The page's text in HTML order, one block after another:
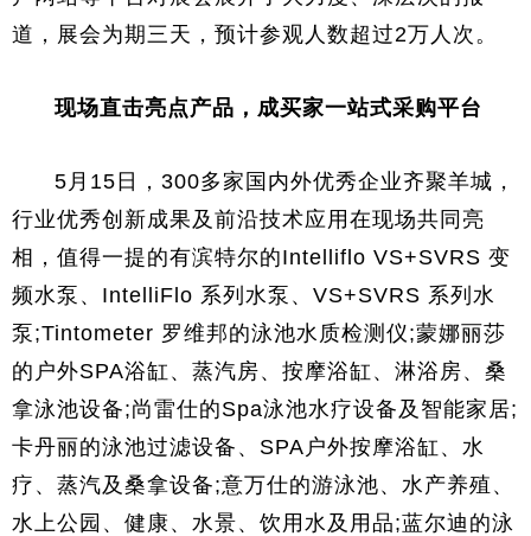
道，展会为期三天，预计参观人数超过2万人次。
现场直击亮点产品，成买家一站式采购平台
5月15日，300多家国内外优秀企业齐聚羊城，
行业优秀创新成果及前沿技术应用在现场共同亮
相，值得一提的有滨特尔的Intelliflo VS+SVRS 变
频水泵、IntelliFlo 系列水泵、VS+SVRS 系列水
泵;Tintometer 罗维邦的泳池水质检测仪;蒙娜丽莎
的户外SPA浴缸、蒸汽房、按摩浴缸、淋浴房、桑
拿泳池设备;尚雷仕的Spa泳池水疗设备及智能家居;
卡丹丽的泳池过滤设备、SPA户外按摩浴缸、水
疗、蒸汽及桑拿设备;意万仕的游泳池、水产养殖、
水上公园、健康、水景、饮用水及用品;蓝尔迪的泳